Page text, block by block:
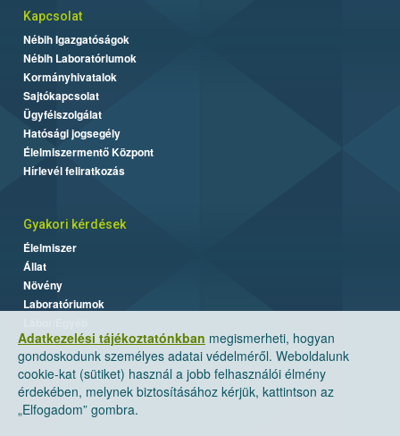
Adatkezelési tájékoztatónkban megismerheti, hogyan
gondoskodunk személyes adatai védelméről. Weboldalunk
cookie-kat (sütiket) használ a jobb felhasználói élmény
érdekében, melynek biztosításához kérjük, kattintson az
„Elfogadom” gombra.
Kapcsolat
Nébih Igazgatóságok
Nébih Laboratóriumok
Kormányhivatalok
Sajtókapcsolat
Ügyfélszolgálat
Hatósági jogsegély
Élelmiszermentő Központ
Hírlevél feliratkozás
Gyakori kérdések
Élelmiszer
Állat
Növény
Laboratóriumok